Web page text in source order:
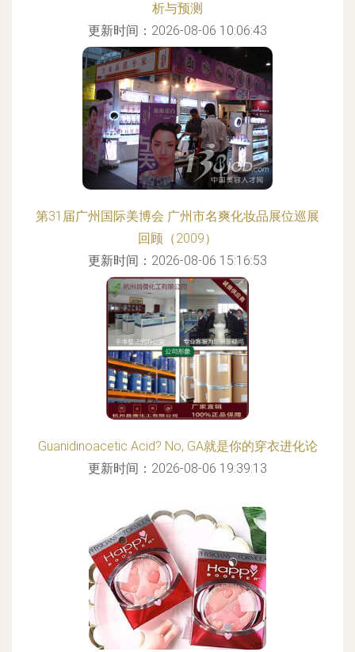
析与预测
更新时间：2026-08-06 10:06:43
第31届广州国际美博会 广州市名爽化妆品展位巡展
回顾（2009）
更新时间：2026-08-06 15:16:53
Guanidinoacetic Acid? No, GA就是你的穿衣进化论
更新时间：2026-08-06 19:39:13